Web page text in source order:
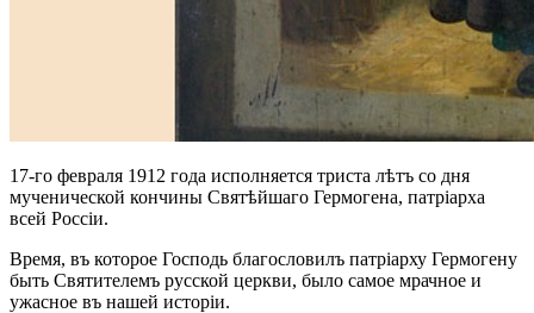
17-го февраля 1912 года исполняется триста лѣтъ со дня
мученической кончины Святѣйшаго Гермогена, патріарха
всей Россіи.
Время, въ которое Господь благословилъ патріарху Гермогену
быть Святителемъ русской церкви, было самое мрачное и
ужасное въ нашей исторіи.